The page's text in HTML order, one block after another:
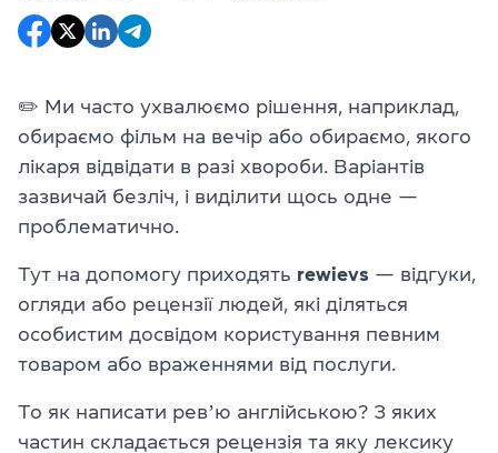
✏️ Ми часто ухвалюємо рішення, наприклад,
обираємо фільм на вечір або обираємо, якого
лікаря відвідати в разі хвороби. Варіантів
зазвичай безліч, і виділити щось одне —
проблематично.
Тут на допомогу приходять rewievs — відгуки,
огляди або рецензії людей, які діляться
особистим досвідом користування певним
товаром або враженнями від послуги.
То як написати ревʼю англійською? З яких
частин складається рецензія та яку лексику